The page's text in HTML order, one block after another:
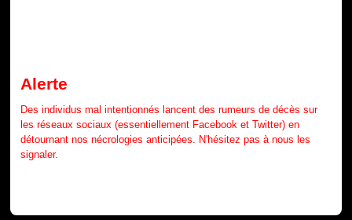
Alerte
Des individus mal intentionnés lancent des rumeurs de décès sur
les réseaux sociaux (essentiellement Facebook et Twitter) en
détournant nos nécrologies anticipées. N'hésitez pas à nous les
signaler.